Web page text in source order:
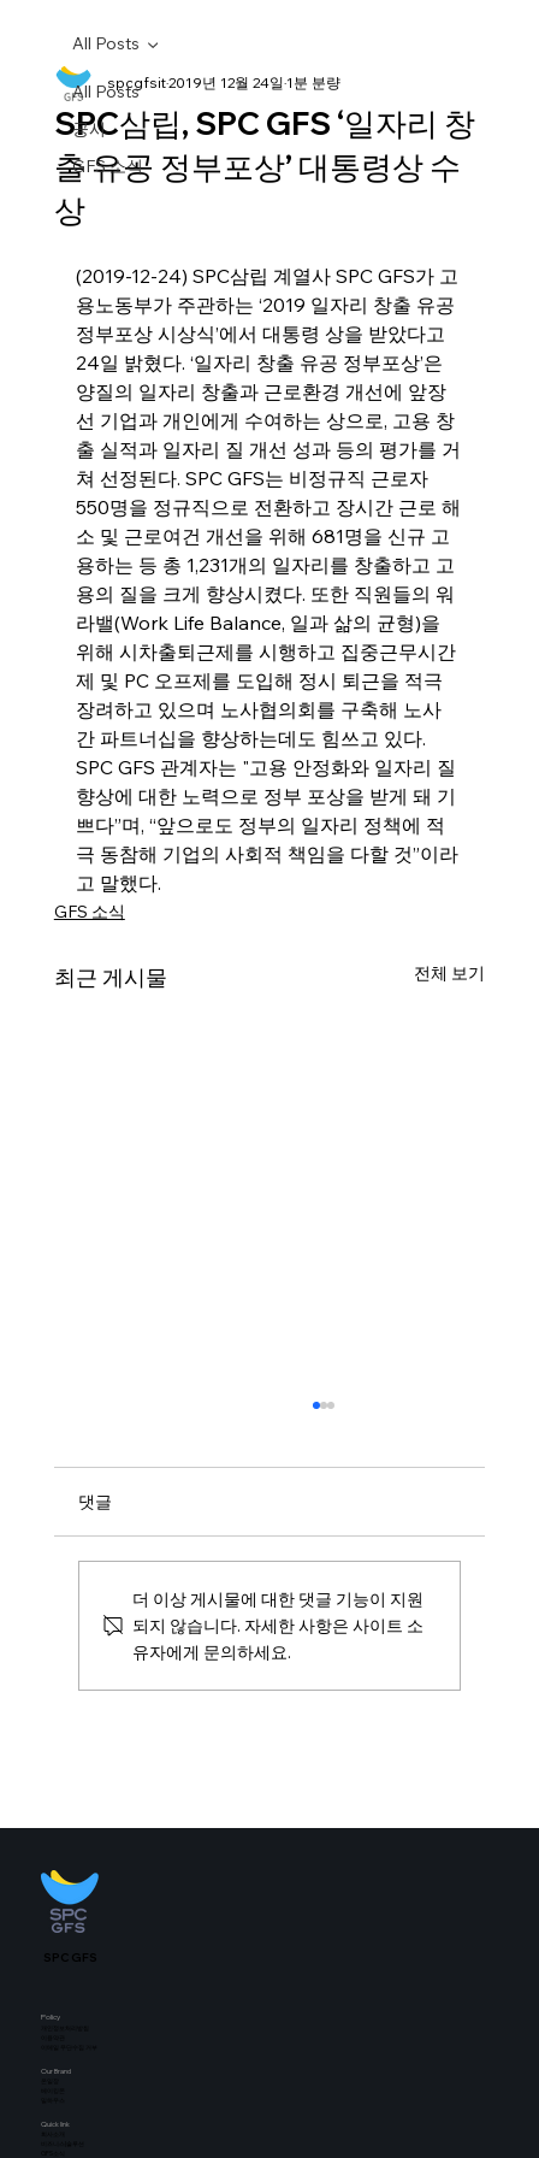
All Posts
공시
GFS 소식
All Posts
SPC삼립, SPC GFS ‘일자리 창
출 유공 정부포상’ 대통령상 수
상
spcgfsit2019년 12월 24일1분 분량
(2019-12-24) SPC삼립 계열사 SPC GFS가 고
용노동부가 주관하는 ‘2019 일자리 창출 유공
정부포상 시상식’에서 대통령 상을 받았다고
24일 밝혔다. ‘일자리 창출 유공 정부포상’은
양질의 일자리 창출과 근로환경 개선에 앞장
선 기업과 개인에게 수여하는 상으로, 고용 창
출 실적과 일자리 질 개선 성과 등의 평가를 거
쳐 선정된다. SPC GFS는 비정규직 근로자
550명을 정규직으로 전환하고 장시간 근로 해
소 및 근로여건 개선을 위해 681명을 신규 고
용하는 등 총 1,231개의 일자리를 창출하고 고
용의 질을 크게 향상시켰다. 또한 직원들의 워
라밸(Work Life Balance, 일과 삶의 균형)을
위해 시차출퇴근제를 시행하고 집중근무시간
제 및 PC 오프제를 도입해 정시 퇴근을 적극
장려하고 있으며 노사협의회를 구축해 노사
간 파트너십을 향상하는데도 힘쓰고 있다.
SPC GFS 관계자는 "고용 안정화와 일자리 질
향상에 대한 노력으로 정부 포상을 받게 돼 기
쁘다”며, “앞으로도 정부의 일자리 정책에 적
극 동참해 기업의 사회적 책임을 다할 것”이라
고 말했다.
GFS 소식
최근 게시물 전체 보기
💚온일장 상생스토리 EP.5💚 ENTJ 사장님
댓글
더 이상 게시물에 대한 댓글 기능이 지원
되지 않습니다. 자세한 사항은 사이트 소
유자에게 문의하세요.
SPC GFS
Policy
Our Brand
Quick link